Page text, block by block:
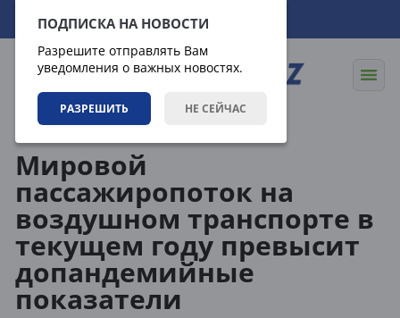
ПОДПИСКА НА НОВОСТИ
Разрешите отправлять Вам
уведомления о важных новостях.
РАЗРЕШИТЬ НЕ СЕЙЧАС
06.08.2026 12:15:54
Мировой
пассажиропоток на
воздушном транспорте в
текущем году превысит
допандемийные
показатели